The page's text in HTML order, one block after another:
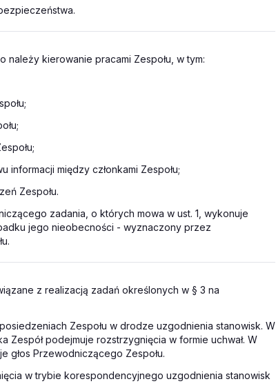
należy kierowanie pracami Zespołu, w tym:
między członkami Zespołu;
Zespołu.
zadania, o których mowa w ust. 1, wykonuje
jego nieobecności - wyznaczony przez
z realizacją zadań określonych w § 3 na
Zespołu w drodze uzgodnienia stanowisk. W
Zespół podejmuje rozstrzygnięcia w formie uchwał. W
głos Przewodniczącego Zespołu.
w trybie korespondencyjnego uzgodnienia stanowisk